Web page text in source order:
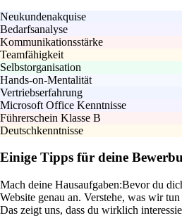
Neukundenakquise
Bedarfsanalyse
Kommunikationsstärke
Teamfähigkeit
Selbstorganisation
Hands-on-Mentalität
Vertriebserfahrung
Microsoft Office Kenntnisse
Führerschein Klasse B
Deutschkenntnisse
Einige Tipps für deine
Mach deine Hausaufgaben:Bevor du
Website genau an. Verstehe, was wir
Das zeigt uns, dass du wirklich